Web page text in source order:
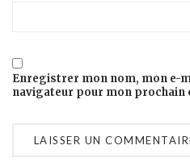
Enregistrer mon nom, mon e-
navigateur pour mon prochain